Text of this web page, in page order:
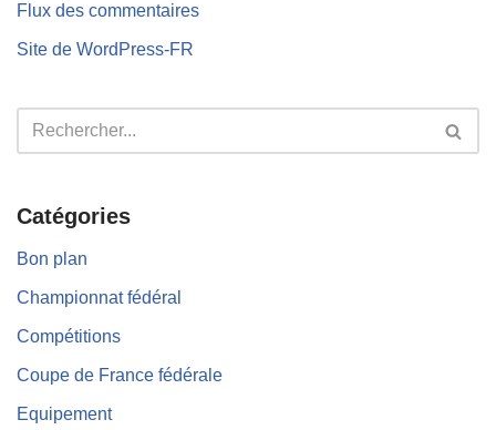
Flux des commentaires
Site de WordPress-FR
Catégories
Bon plan
Championnat fédéral
Compétitions
Coupe de France fédérale
Equipement